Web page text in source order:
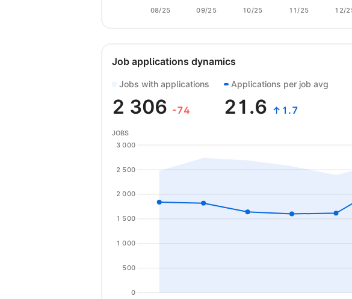
08/25 09/25 10/25 11/25 12/
Job applications dynamics
Jobs with applications
2 306 -74
Applications per job avg
21.6 ↑1.7
0
500
1 000
1 500
2 000
2 500
3 000
JOBS